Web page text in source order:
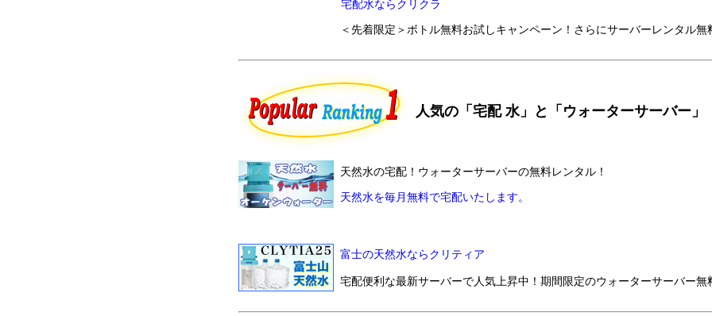
宅配水ならクリクラ
＜先着限定＞ボトル無料お試しキャンペーン！さらにサーバーレンタル無
人気の「宅配 水」と「ウォーターサーバー」
天然水の宅配！ウォーターサーバーの無料レンタル！
天然水を毎月無料で宅配いたします。
富士の天然水ならクリティア
宅配便利な最新サーバーで人気上昇中！期間限定のウォーターサーバー無